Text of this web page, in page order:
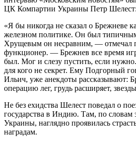
ЦК Компартии Украины Петр Шелест:
«Я бы никогда не сказал о Брежневе
железном политике. Он был
Хрущевым он несравним, — отмечал
функционер. — Брежнев все время
был. Мог и слезу пустить, если
для кого не секрет. Ему Подгорный
Ильич, уже анекдоты рассказывают:
операцию лег, грудь расширяет,
Не без ехидства Шелест поведал о
государства в Индию. Там, по словам
Украины, наглядно проявилась
наградам.